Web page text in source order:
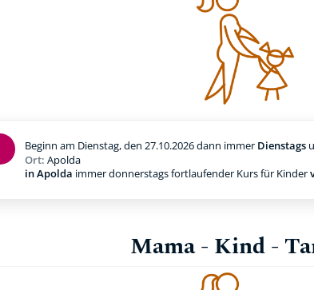
Beginn am Dienstag, den 27.10.2026dann immer Dienstags
Ort: Apolda
in Apolda immer donnerstags fortlaufender Kurs für Kinder
Mama - Kind -